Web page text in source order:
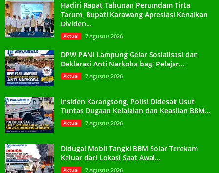
Hadiri Rapat Tahunan Perumdam Tirta
Tarum, Bupati Karawang Apresiasi Kenaikan
Dividen...
Aktual 7 Agustus 2026
DPW PANI Lampung Gelar Sosialisasi dan
Deklarasi Anti Narkoba bagi Pelajar...
Aktual 7 Agustus 2026
Insiden Karangsong, Polisi Didesak Usut
Tuntas Dugaan Kelalaian dan Keaslian BBM...
Aktual 7 Agustus 2026
Diduga! Mobil Tangki BBM Solar Terekam
Keluar dari Lokasi Saat Awal...
Aktual 7 Agustus 2026